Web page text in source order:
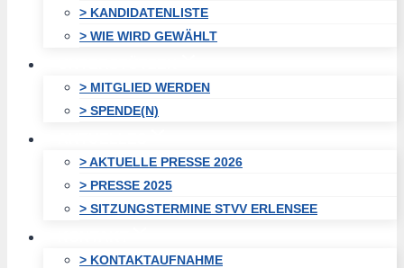
> KANDIDATENLISTE
> WIE WIRD GEWÄHLT
> MITGLIED WERDEN
> SPENDE(N)
> AKTUELLE PRESSE 2026
> PRESSE 2025
> SITZUNGSTERMINE STVV ERLENSEE
> KONTAKTAUFNAHME